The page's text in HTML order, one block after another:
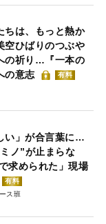
ちは、もっと熱か
空ひばりのつぶや
の祈り…『一本の
の意志
有料
い」が合言葉に…
ノ”が止まらな
められた」現場
有料
ス班